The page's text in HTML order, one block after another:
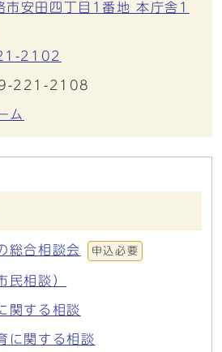
安田四丁目1番地 本庁舎1
2102
221-2108
ム
総合相談会 申込必要
民相談）
関する相談
に関する相談